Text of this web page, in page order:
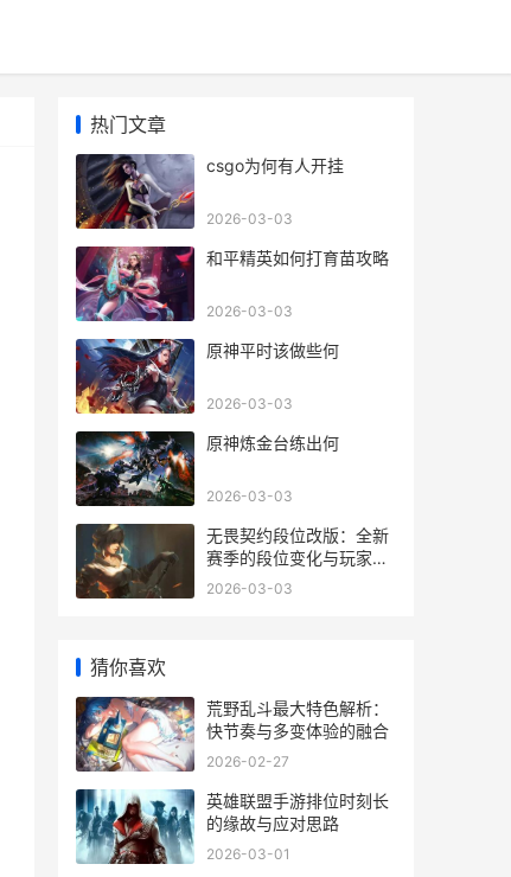
热门文章
csgo为何有人开挂
2026-03-03
和平精英如何打育苗攻略
2026-03-03
原神平时该做些何
2026-03-03
原神炼金台练出何
2026-03-03
无畏契约段位改版：全新
赛季的段位变化与玩家攻
略
2026-03-03
猜你喜欢
荒野乱斗最大特色解析：
快节奏与多变体验的融合
2026-02-27
英雄联盟手游排位时刻长
的缘故与应对思路
2026-03-01